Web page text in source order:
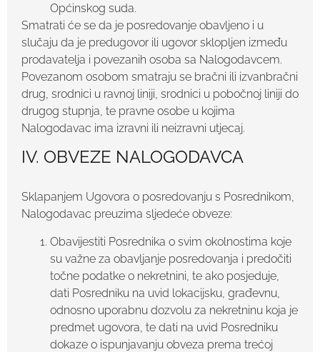
Općinskog suda.
Smatrati će se da je posredovanje obavljeno i u
slučaju da je predugovor ili ugovor sklopljen između
prodavatelja i povezanih osoba sa Nalogodavcem.
Povezanom osobom smatraju se bračni ili izvanbračni
drug, srodnici u ravnoj liniji, srodnici u pobočnoj liniji do
drugog stupnja, te pravne osobe u kojima
Nalogodavac ima izravni ili neizravni utjecaj.
IV. OBVEZE NALOGODAVCA
Sklapanjem Ugovora o posredovanju s Posrednikom,
Nalogodavac preuzima sljedeće obveze:
Obavijestiti Posrednika o svim okolnostima koje
su važne za obavljanje posredovanja i predočiti
točne podatke o nekretnini, te ako posjeduje,
dati Posredniku na uvid lokacijsku, građevnu,
odnosno uporabnu dozvolu za nekretninu koja je
predmet ugovora, te dati na uvid Posredniku
dokaze o ispunjavanju obveza prema trećoj